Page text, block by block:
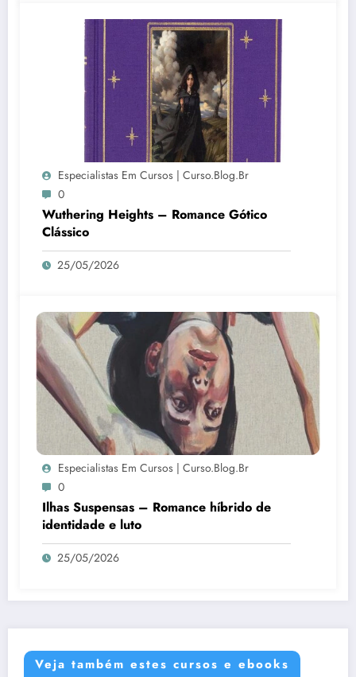
Especialistas Em Cursos | Curso.blog.br
0
Wuthering Heights – Romance Gótico
Clássico
25/05/2026
Especialistas Em Cursos | Curso.blog.br
0
Ilhas Suspensas – Romance híbrido de
identidade e luto
25/05/2026
Veja também estes cursos e ebooks